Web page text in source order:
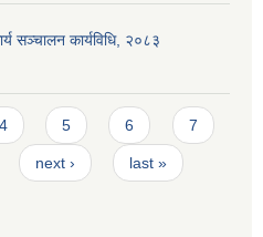
सञ्चालन कार्यविधि, २०८३
4 5 6 7
next › last »